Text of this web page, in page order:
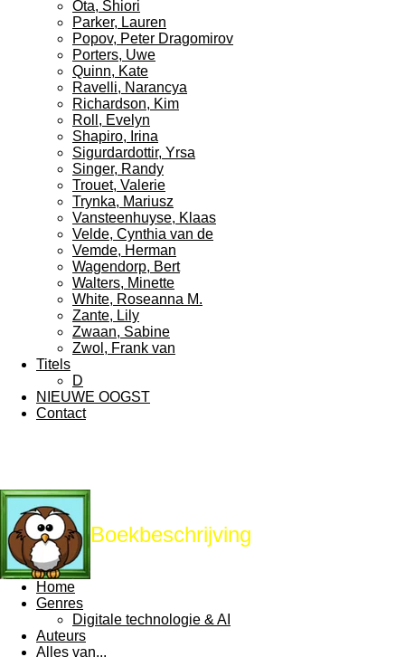
Ota, Shiori
Parker, Lauren
Popov, Peter Dragomirov
Porters, Uwe
Quinn, Kate
Ravelli, Narancya
Richardson, Kim
Roll, Evelyn
Shapiro, Irina
Sigurdardottir, Yrsa
Singer, Randy
Trouet, Valerie
Trynka, Mariusz
Vansteenhuyse, Klaas
Velde, Cynthia van de
Vemde, Herman
Wagendorp, Bert
Walters, Minette
White, Roseanna M.
Zante, Lily
Zwaan, Sabine
Zwol, Frank van
Titels
D
NIEUWE OOGST
Contact
Boekbeschrijving
Home
Genres
Digitale technologie & AI
Auteurs
Alles van...